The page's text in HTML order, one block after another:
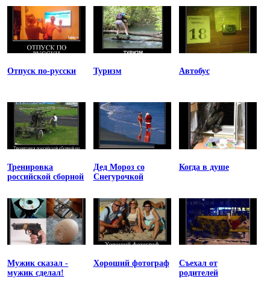
Отпуск по-русски Туризм Автобус
Тренировка
российской сборной
Дед Мороз со
Снегурочкой
Когда в душе
Мужик сказал -
мужик сделал!
Хороший фотограф
Съехал от
родителей